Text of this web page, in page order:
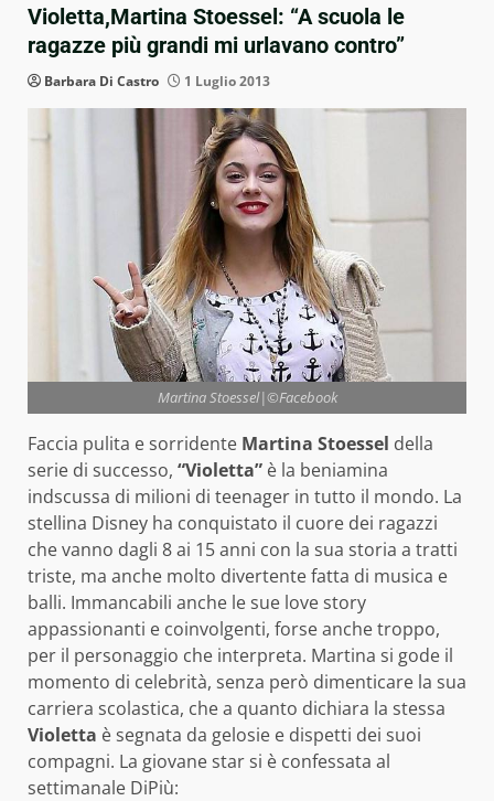
Violetta,Martina Stoessel: “A scuola le
ragazze più grandi mi urlavano contro”
Barbara Di Castro 1 Luglio 2013
Martina Stoessel|©Facebook
Faccia pulita e sorridente Martina Stoessel della
serie di successo, “Violetta” è la beniamina
indscussa di milioni di teenager in tutto il mondo. La
stellina Disney ha conquistato il cuore dei ragazzi
che vanno dagli 8 ai 15 anni con la sua storia a tratti
triste, ma anche molto divertente fatta di musica e
balli. Immancabili anche le sue love story
appassionanti e coinvolgenti, forse anche troppo,
per il personaggio che interpreta. Martina si gode il
momento di celebrità, senza però dimenticare la sua
carriera scolastica, che a quanto dichiara la stessa
Violetta è segnata da gelosie e dispetti dei suoi
compagni. La giovane star si è confessata al
settimanale DiPiù: